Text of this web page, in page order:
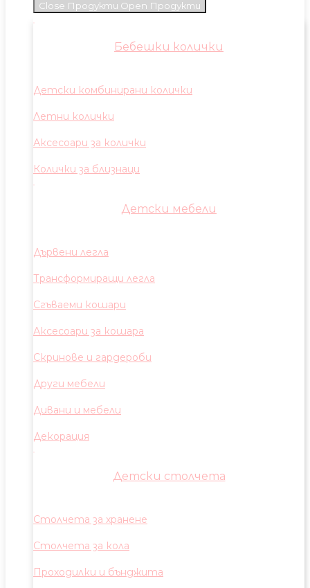
Close Продукти Open Продукти
Бебешки колички
Детски комбинирани колички
Летни колички
Аксесоари за колички
Колички за близнаци
Детски мебели
Дървени легла
Трансформиращи легла
Сгъваеми кошари
Аксесоари за кошара
Скринове и гардероби
Други мебели
Дивани и мебели
Декорация
Детски столчета
Столчета за хранене
Столчета за кола
Проходилки и бънджита